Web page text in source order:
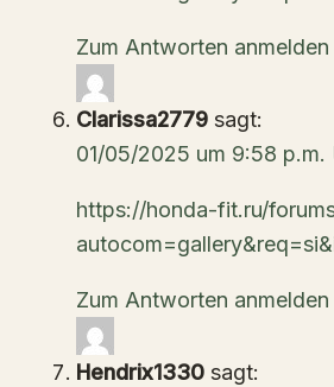
Zum Antworten anmelden
Clarissa2779 sagt:
01/05/2025 um 9:58 p.m.
https://honda-fit.ru/
Zum Antworten anmelden
Hendrix1330 sagt: